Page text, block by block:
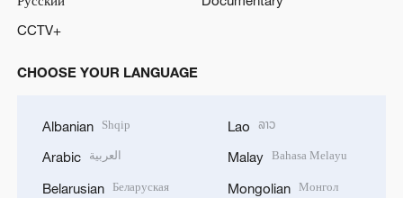
CCTV+
CHOOSE YOUR LANGUAGE
Albanian Shqip
Arabic العربية
Belarusian Беларуская
Lao ລາວ
Malay Bahasa Melayu
Mongolian Монгол